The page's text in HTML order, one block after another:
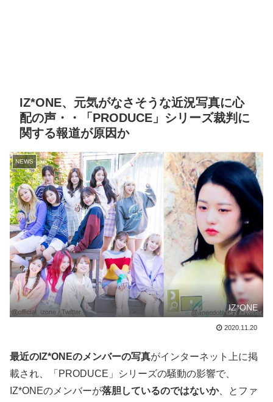
IZ*ONE、元気がなさそうな近況写真に心
配の声・・「PRODUCE」シリーズ裁判に
関する報道が原因か
NEWS
IZ*ONE
2020.11.20
最近のIZ*ONEのメンバーの写真がインターネット上に掲
載され、「PRODUCE」シリーズの騒動の影響で、
IZ*ONEのメンバーが落胆しているのではないか、とファ